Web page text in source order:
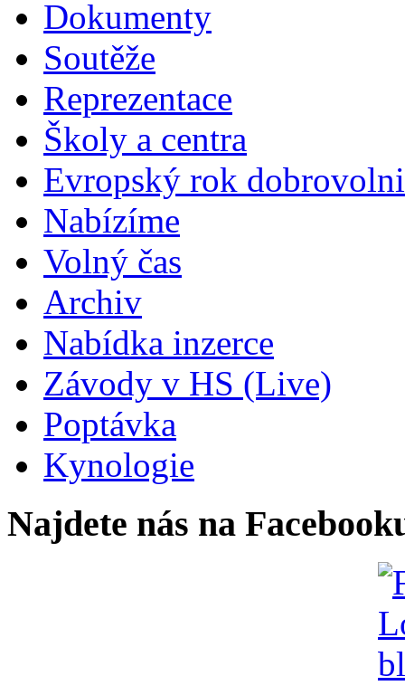
Dokumenty
Soutěže
Reprezentace
Školy a centra
Evropský rok
Nabízíme
Volný čas
Archiv
Nabídka inzerce
Závody v HS (Live)
Poptávka
Kynologie
Najdete nás na